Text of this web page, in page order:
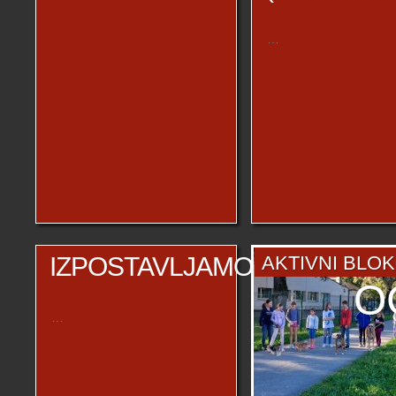
IZPOSTAVLJAMO AKTIVNI